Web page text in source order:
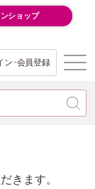
ショップ
ン･会員登録
きます。